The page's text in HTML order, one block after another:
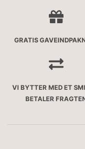
GRATIS
VI BYTTER MED ET
BETALER